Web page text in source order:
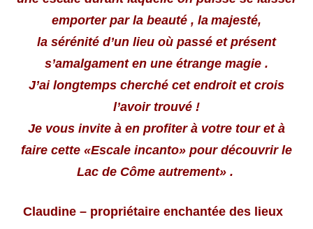
emporter par la beauté , la majesté,
la sérénité d’un lieu où passé et présent
s’amalgament en une étrange magie .
J’ai longtemps cherché cet endroit et crois
l’avoir trouvé !
Je vous invite à en profiter à votre tour et à
faire cette «Escale incanto» pour découvrir le
Lac de Côme autrement» .
Claudine – propriétaire enchantée des lieux